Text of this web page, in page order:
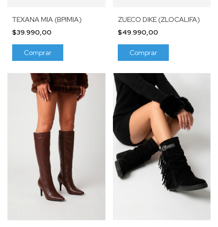
TEXANA MIA (BPIMIA)
$39.990,00
Comprar
ZUECO DIKE (ZLOCALIFA)
$49.990,00
Comprar